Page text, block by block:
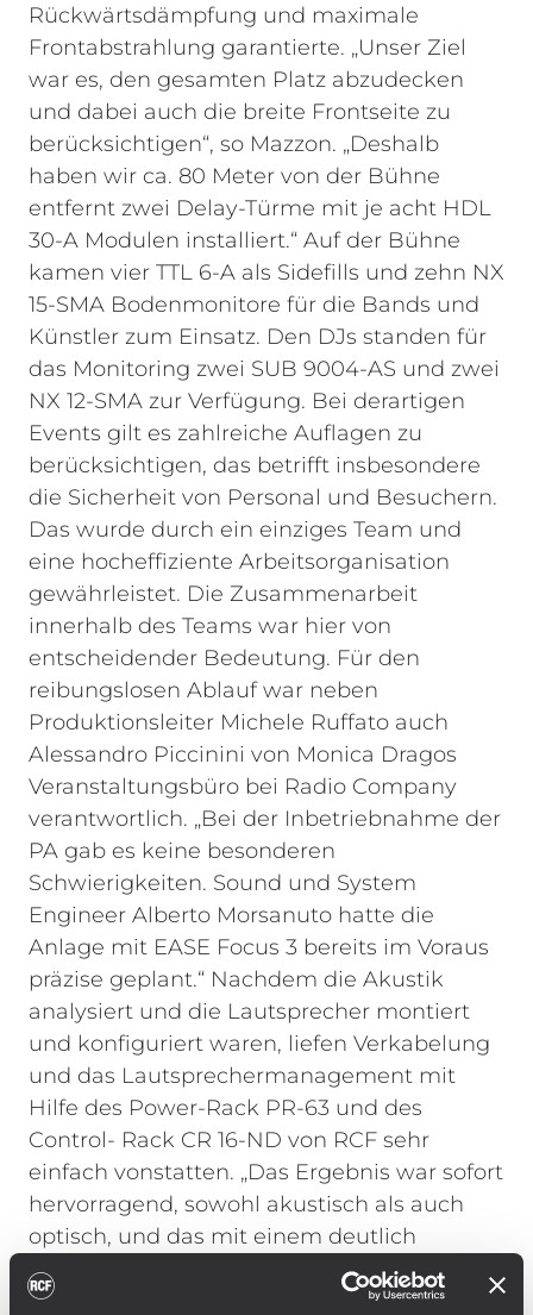
Rückwärtsdämpfung und maximale
Frontabstrahlung garantierte. „Unser Ziel
war es, den gesamten Platz abzudecken
und dabei auch die breite Frontseite zu
berücksichtigen“, so Mazzon. „Deshalb
haben wir ca. 80 Meter von der Bühne
entfernt zwei Delay-Türme mit je acht HDL
30-A Modulen installiert.“ Auf der Bühne
kamen vier TTL 6-A als Sidefills und zehn NX
15-SMA Bodenmonitore für die Bands und
Künstler zum Einsatz. Den DJs standen für
das Monitoring zwei SUB 9004-AS und zwei
NX 12-SMA zur Verfügung. Bei derartigen
Events gilt es zahlreiche Auflagen zu
berücksichtigen, das betrifft insbesondere
die Sicherheit von Personal und Besuchern.
Das wurde durch ein einziges Team und
eine hocheffiziente Arbeitsorganisation
gewährleistet. Die Zusammenarbeit
innerhalb des Teams war hier von
entscheidender Bedeutung. Für den
reibungslosen Ablauf war neben
Produktionsleiter Michele Ruffato auch
Alessandro Piccinini von Monica Dragos
Veranstaltungsbüro bei Radio Company
verantwortlich. „Bei der Inbetriebnahme der
PA gab es keine besonderen
Schwierigkeiten. Sound und System
Engineer Alberto Morsanuto hatte die
Anlage mit EASE Focus 3 bereits im Voraus
präzise geplant.“ Nachdem die Akustik
analysiert und die Lautsprecher montiert
und konfiguriert waren, liefen Verkabelung
und das Lautsprechermanagement mit
Hilfe des Power-Rack PR-63 und des
Control- Rack CR 16-ND von RCF sehr
einfach vonstatten. „Das Ergebnis war sofort
hervorragend, sowohl akustisch als auch
optisch, und das mit einem deutlich
geringeren Zeitaufwand als geplant.“
Die
Arrays der Main-PA mit jeweils zehn RCF